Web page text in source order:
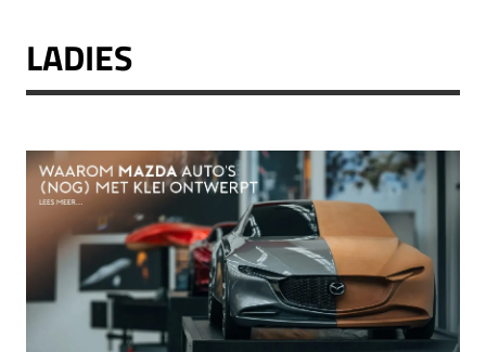
LADIES